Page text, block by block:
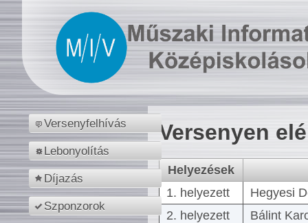
Versenyfelhívás
Lebonyolítás
Díjazás
Szponzorok
Versenyen
Helyezések
1. helyezett
Hegyesi
2. helyezett
Bálint